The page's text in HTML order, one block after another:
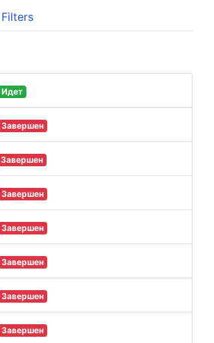
Filters
Идет
Завершен
Завершен
Завершен
Завершен
Завершен
Завершен
Завершен